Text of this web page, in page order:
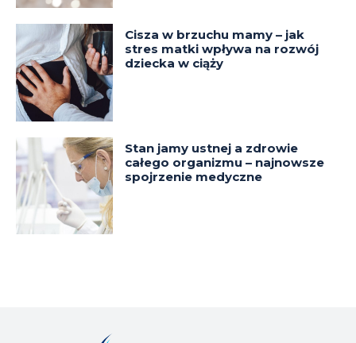
Cisza w brzuchu mamy – jak
stres matki wpływa na rozwój
dziecka w ciąży
Stan jamy ustnej a zdrowie
całego organizmu – najnowsze
spojrzenie medyczne